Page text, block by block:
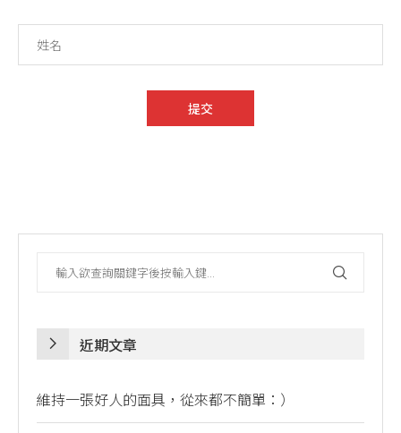
近期文章
維持一張好人的面具，從來都不簡單：）